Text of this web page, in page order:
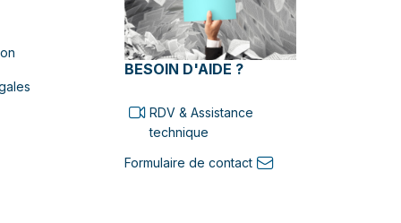
BESOIN D'AIDE ?
RDV & Assistance
technique
Formulaire de contact